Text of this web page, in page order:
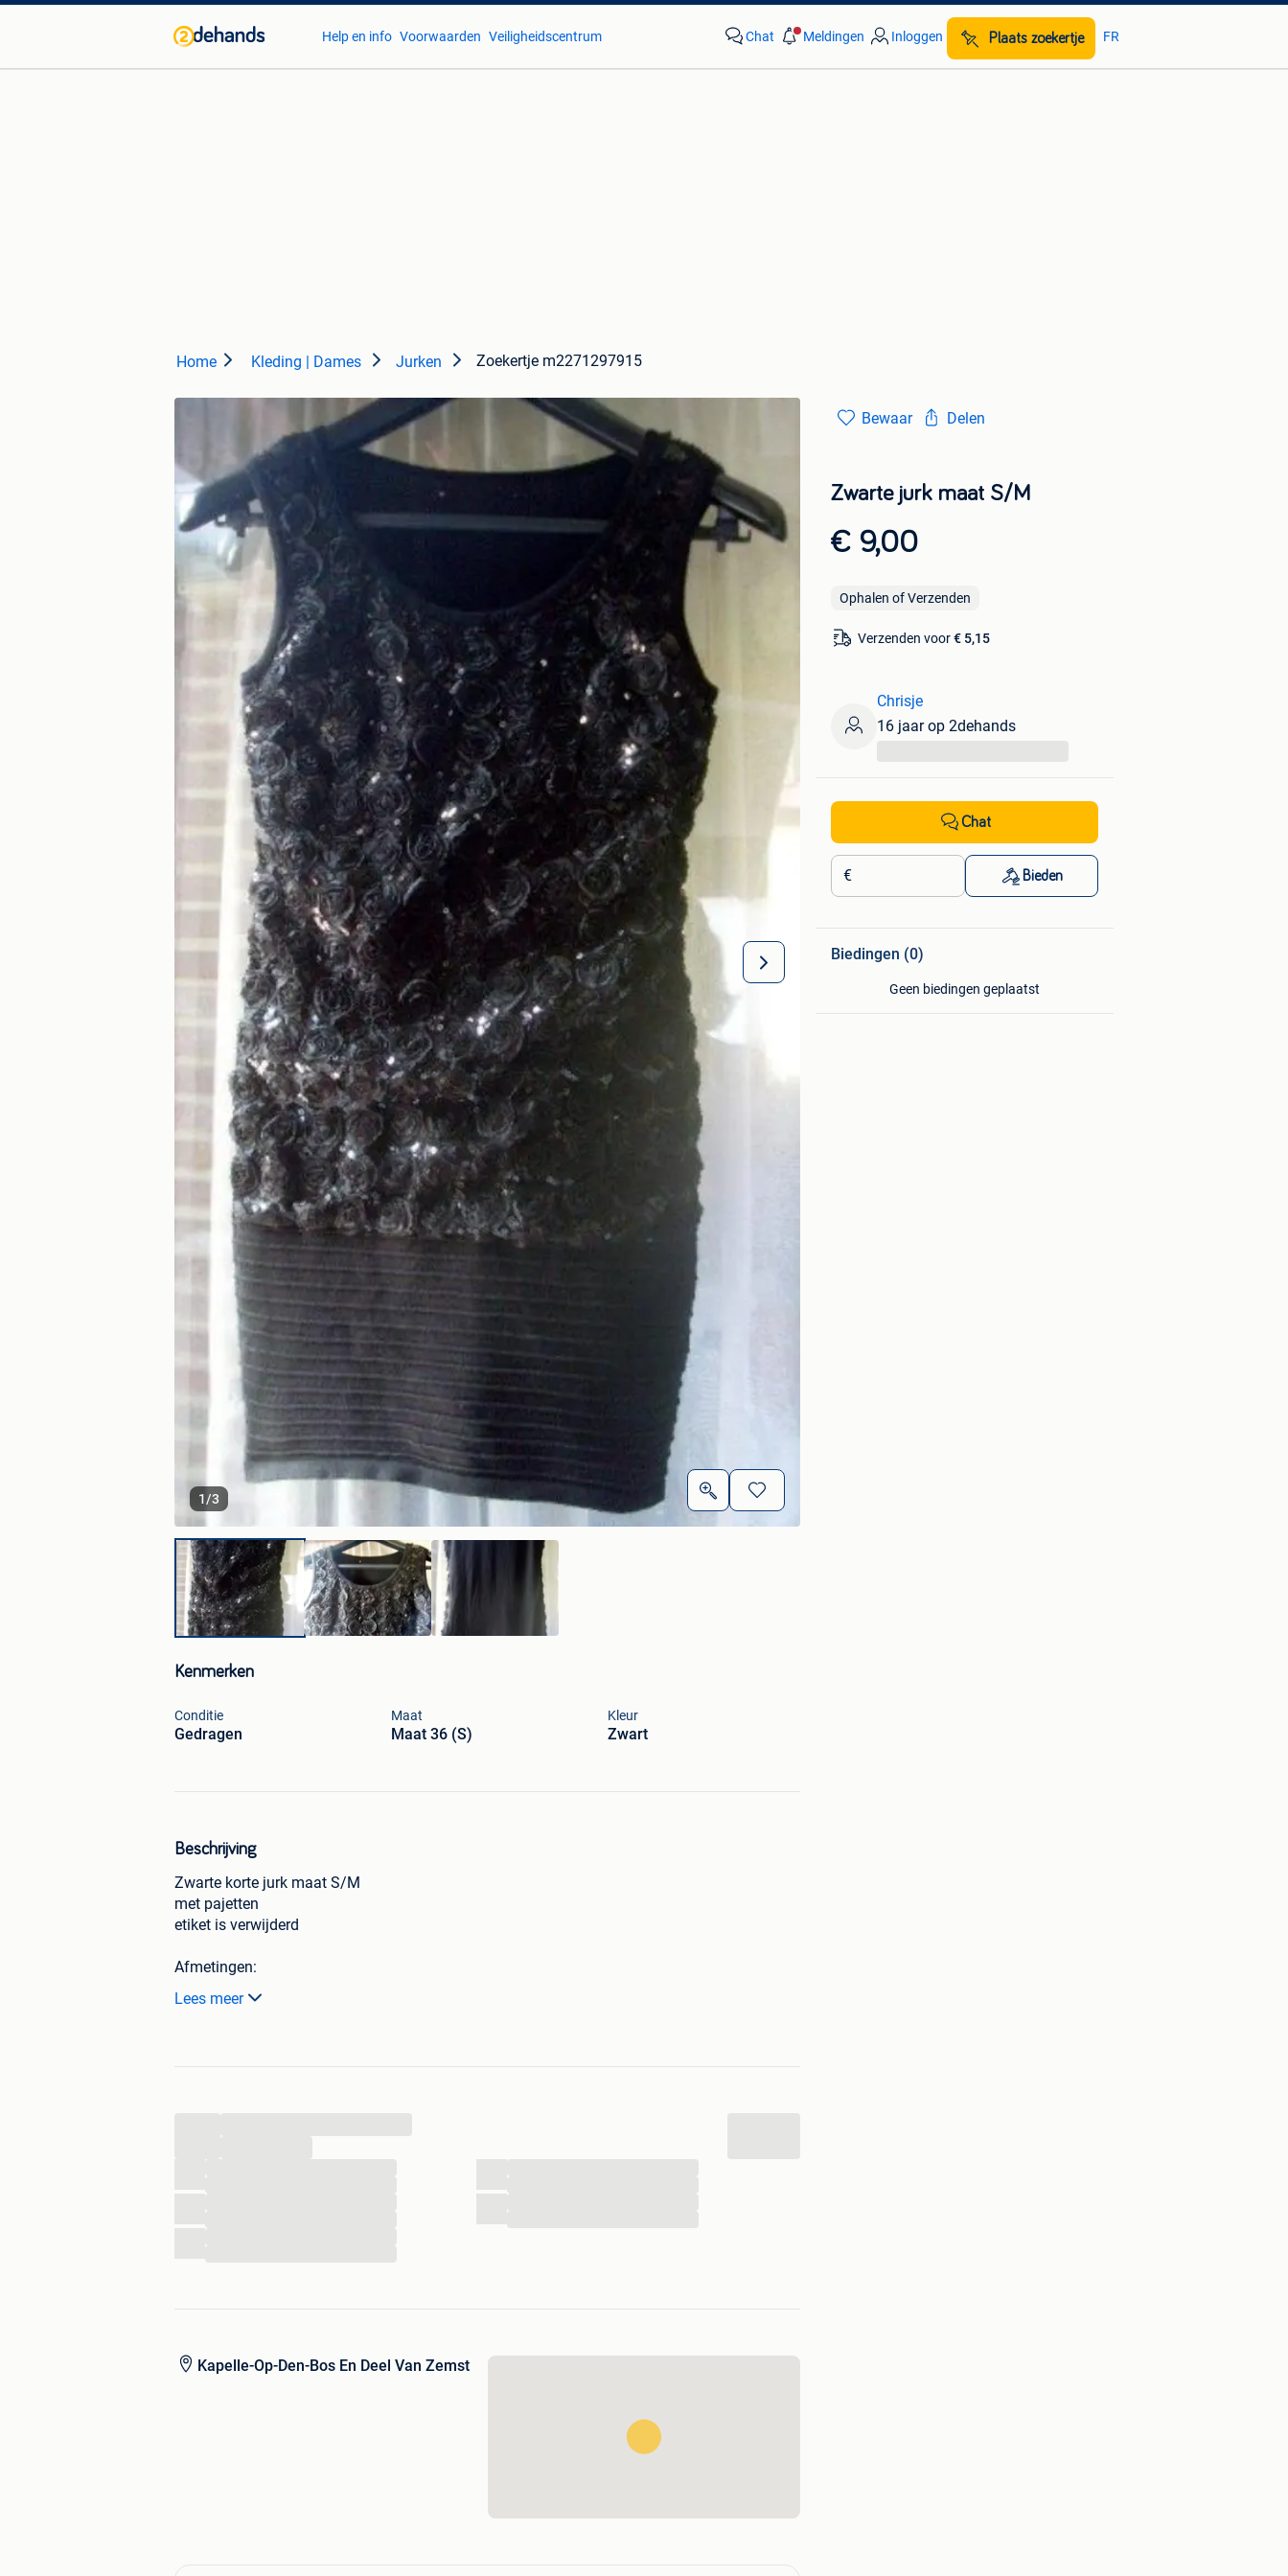
Help en info Voorwaarden Veiligheidscentrum Chat Meldingen Inloggen Plaats zoekertje FR
Home Kleding | Dames Jurken Zoekertje m2271297915
1/3
Kenmerken
Conditie
Gedragen
Maat
Maat 36 (S)
Kleur
Zwart
Beschrijving
Zwarte korte jurk maat S/M
met pajetten
etiket is verwijderd
Afmetingen:
Totale lengte: 82 cm
Breedte platliggend gemeten onder de oksels: 40,5 cm
Lees meer
Kapelle-Op-Den-Bos En Deel Van Zemst
Bewaar Delen
Zwarte jurk maat S/M
€ 9,00
Ophalen of Verzenden
Verzenden voor€ 5,15
Chrisje
16 jaar op 2dehands
Chat
€ Bieden
Biedingen (0)
Geen biedingen geplaatst